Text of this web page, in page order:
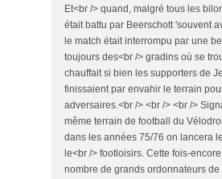
Et<br /> quand, malgré tous les
était battu par Beerschott 'souvent
le match était interrompu par une
toujours des<br /> gradins où se
chauffait si bien les supporters de
finissaient par envahir le terrain
adversaires.<br /> <br /> <br />
même terrain de football du
dans les années 75/76 on lancera
le<br /> footloisirs. Cette fois-
nombre de grands ordonnateurs de